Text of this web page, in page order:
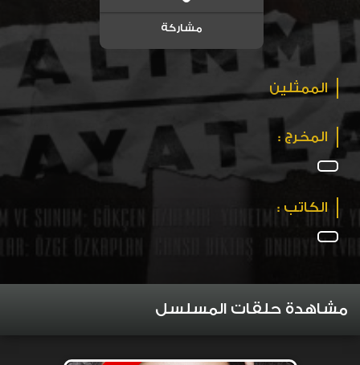
مشاركة
الممثلين
المخرج :
الكاتب :
مشاهدة حلقات المسلسل